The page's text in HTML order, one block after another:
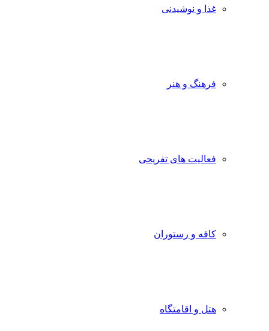
غذا و نوشیدنی
فرهنگ و هنر
فعالیت های تفریحی
کافه و رستوران
هتل و اقامتگاه